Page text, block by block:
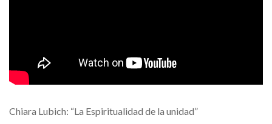
Chiara Lubich: “La Espiritualidad de la unidad”